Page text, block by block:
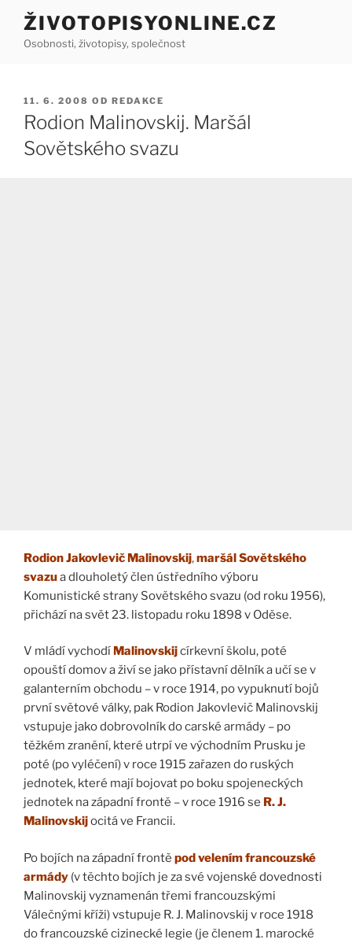
Přejít
obsahu
ŽIVOTOPISYONLINE.CZ
Osobnosti, životopisy, společnost
PUBLIKOVÁNO
11. 6. 2008 OD REDAKCE
Rodion Malinovskij. Maršál
Sovětského svazu
Rodion Jakovlevič Malinovskij,maršál Sovětského
svazua dlouholetý člen ústředního výboru
Komunistické strany Sovětského svazu (od roku 1956),
přichází na svět 23. listopadu roku 1898 v Oděse.
V mládí vychodí Malinovskijcírkevní školu, poté
opouští domov a živí se jako přístavní dělník a učí se v
galanterním obchodu – v roce 1914, po vypuknutí bojů
první světové války, pak Rodion Jakovlevič Malinovskij
vstupuje jako dobrovolník do carské armády – po
těžkém zranění, které utrpí ve východním Prusku je
poté (po vyléčení) v roce 1915 zařazen do ruských
jednotek, které mají bojovat po boku spojeneckých
jednotek na západní frontě – v roce 1916 se R. J.
Malinovskijocitá ve Francii.
Po bojích na západní frontě pod velením francouzské
armády (v těchto bojích je za své vojenské dovednosti
Malinovskij vyznamenán třemi francouzskými
Válečnými kříži) vstupuje R. J. Malinovskij v roce 1918
do francouzské cizinecké legie (je členem 1. marocké